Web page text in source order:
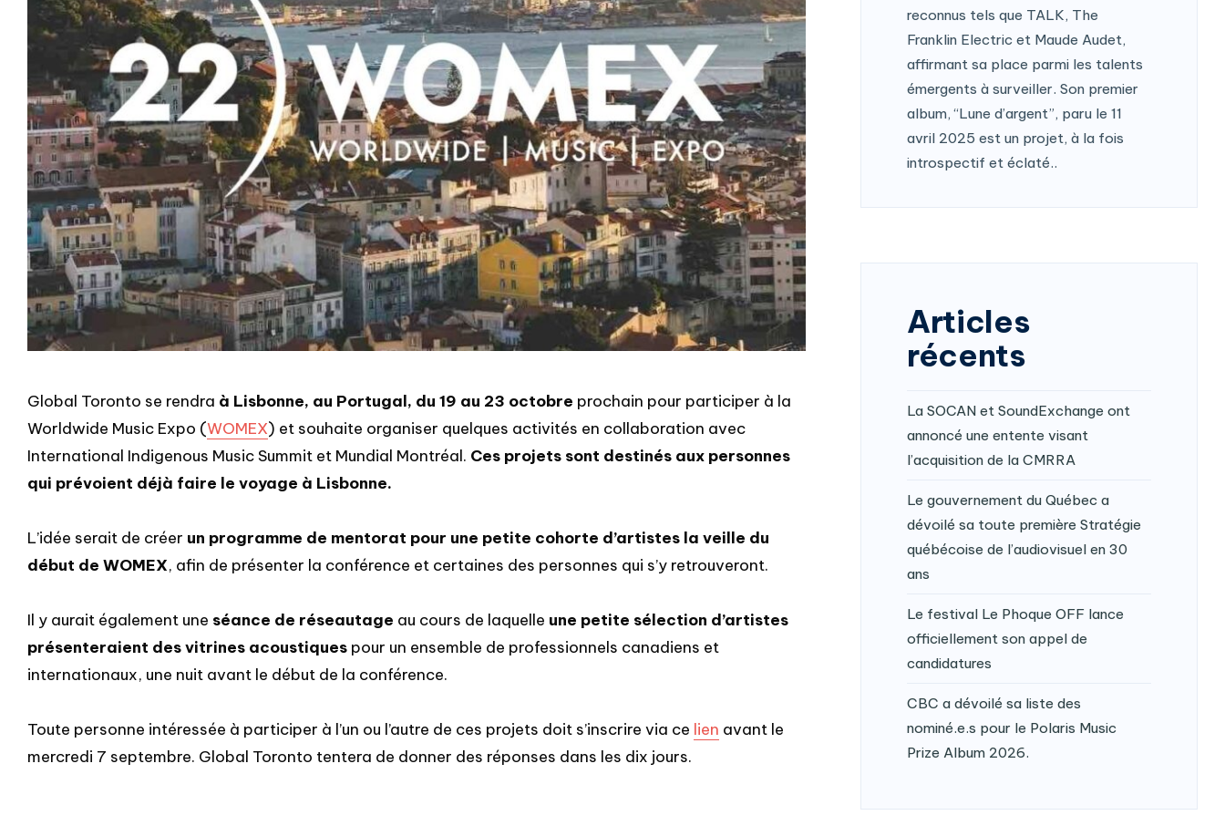
Global Toronto se rendra à Lisbonne, au Portugal, du 19 au 23 octobre prochain pour participer à la
Worldwide Music Expo (WOMEX) et souhaite organiser quelques activités en collaboration avec
International Indigenous Music Summit et Mundial Montréal. Ces projets sont destinés aux personnes
qui prévoient déjà faire le voyage à Lisbonne.
L’idée serait de créer un programme de mentorat pour une petite cohorte d’artistes la veille du
début de WOMEX, afin de présenter la conférence et certaines des personnes qui s’y retrouveront.
Il y aurait également une séance de réseautage au cours de laquelle une petite sélection d’artistes
présenteraient des vitrines acoustiques pour un ensemble de professionnels canadiens et
internationaux, une nuit avant le début de la conférence.
Toute personne intéressée à participer à l’un ou l’autre de ces projets doit s’inscrire via ce lien avant le
mercredi 7 septembre. Global Toronto tentera de donner des réponses dans les dix jours.
reconnus tels que TALK, The
Franklin Electric et Maude Audet,
affirmant sa place parmi les talents
émergents à surveiller. Son premier
album, “Lune d’argent”, paru le 11
avril 2025 est un projet, à la fois
introspectif et éclaté..
Articles
récents
La SOCAN et SoundExchange ont
annoncé une entente visant
l’acquisition de la CMRRA
Le gouvernement du Québec a
dévoilé sa toute première Stratégie
québécoise de l’audiovisuel en 30
ans
Le festival Le Phoque OFF lance
officiellement son appel de
candidatures
CBC a dévoilé sa liste des
nominé.e.s pour le Polaris Music
Prize Album 2026.